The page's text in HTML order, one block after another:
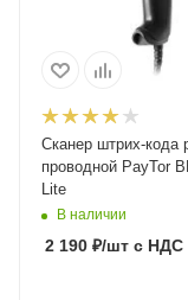
Сканер штрих-кода
проводной PayTor
Lite
В наличии
2 190 ₽/шт с НДС